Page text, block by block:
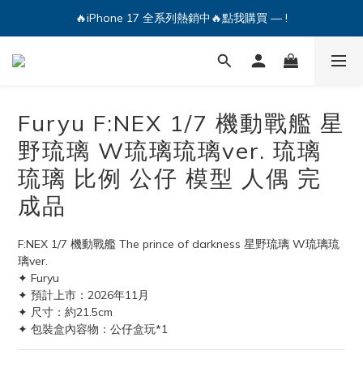
🔥iPhone 17 全系列熱銷中🔥點我購買 — !
🔥iPhone 17 全系列熱銷中🔥點我購買 — !
💕加入Q哥 Line 新好友領優惠券！🎫
Furyu F:NEX 1/7 機動戰艦 星
野琉璃 W琉璃琉璃ver. 琉璃
琉璃 比例 公仔 模型 人偶 完
成品
F:NEX 1/7 機動戰艦 The prince of darkness 星野琉璃 W琉璃琉
璃ver.
✦ Furyu
✦ 預計上市：2026年11月
✦ 尺寸：約21.5cm
✦ 包裝盒內容物：公仔盒玩*1